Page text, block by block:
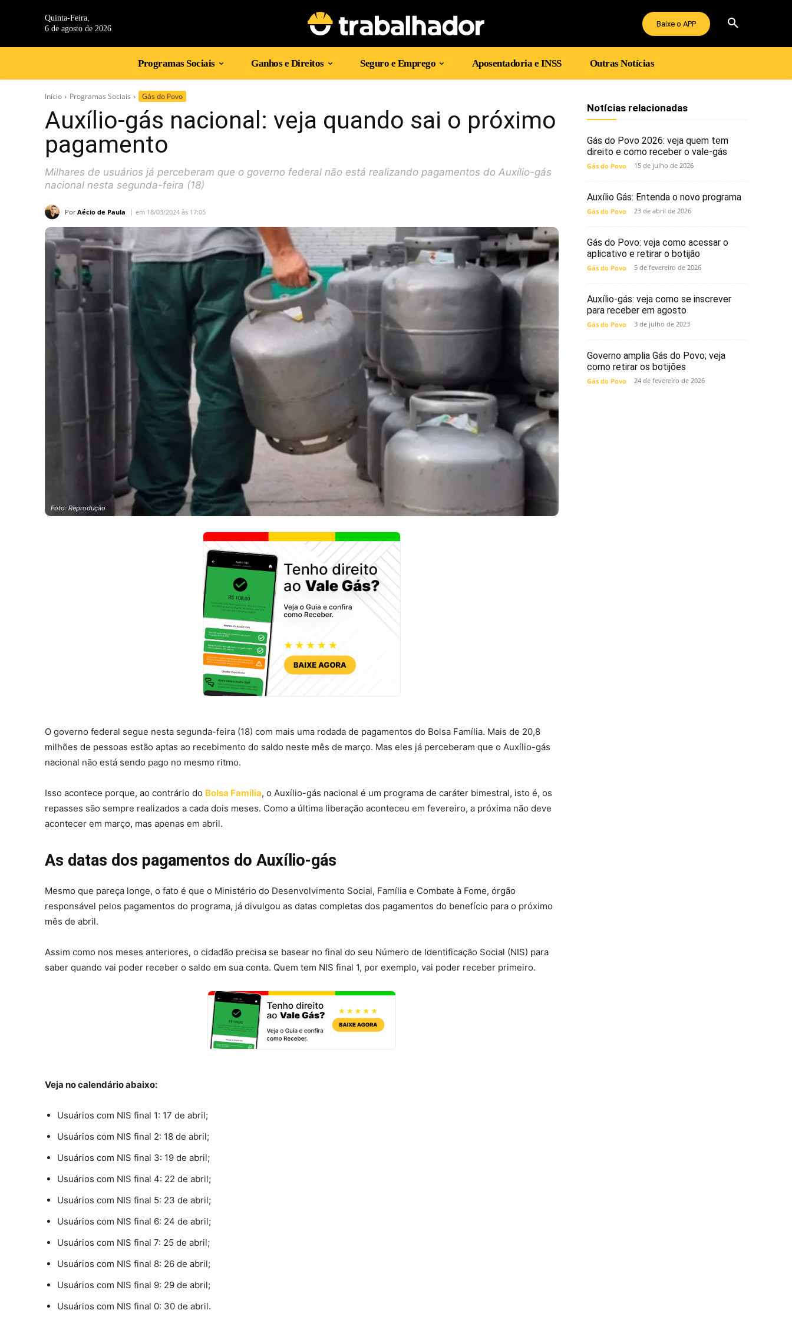
Quinta-Feira,
6 de agosto de 2026
Baixe o APP
Programas Sociais Ganhos e Direitos Seguro e Emprego Aposentadoria e INSS Outras Notícias
Início Programas Sociais Gás do Povo
Auxílio-gás nacional: veja quando sai o próximo
pagamento
Milhares de usuários já perceberam que o governo federal não está realizando pagamentos do Auxílio-gás
nacional nesta segunda-feira (18)
Por Aécio de Paula em 18/03/2024 às 17:05
Foto: Reprodução
O governo federal segue nesta segunda-feira (18) com mais uma rodada de pagamentos do Bolsa Família. Mais de 20,8
milhões de pessoas estão aptas ao recebimento do saldo neste mês de março. Mas eles já perceberam que o Auxílio-gás
nacional não está sendo pago no mesmo ritmo.
Isso acontece porque, ao contrário do Bolsa Família, o Auxílio-gás nacional é um programa de caráter bimestral, isto é, os
repasses são sempre realizados a cada dois meses. Como a última liberação aconteceu em fevereiro, a próxima não deve
acontecer em março, mas apenas em abril.
As datas dos pagamentos do Auxílio-gás
Mesmo que pareça longe, o fato é que o Ministério do Desenvolvimento Social, Família e Combate à Fome, órgão
responsável pelos pagamentos do programa, já divulgou as datas completas dos pagamentos do benefício para o próximo
mês de abril.
Assim como nos meses anteriores, o cidadão precisa se basear no final do seu Número de Identificação Social (NIS) para
saber quando vai poder receber o saldo em sua conta. Quem tem NIS final 1, por exemplo, vai poder receber primeiro.
Veja no calendário abaixo:
Usuários com NIS final 1: 17 de abril;
Usuários com NIS final 2: 18 de abril;
Usuários com NIS final 3: 19 de abril;
Usuários com NIS final 4: 22 de abril;
Usuários com NIS final 5: 23 de abril;
Usuários com NIS final 6: 24 de abril;
Usuários com NIS final 7: 25 de abril;
Usuários com NIS final 8: 26 de abril;
Usuários com NIS final 9: 29 de abril;
Usuários com NIS final 0: 30 de abril.
Notícias relacionadas
Gás do Povo 2026: veja quem tem
direito e como receber o vale-gás
Gás do Povo 15 de julho de 2026
Auxílio Gás: Entenda o novo programa
Gás do Povo 23 de abril de 2026
Gás do Povo: veja como acessar o
aplicativo e retirar o botijão
Gás do Povo 5 de fevereiro de 2026
Auxílio-gás: veja como se inscrever
para receber em agosto
Gás do Povo 3 de julho de 2023
Governo amplia Gás do Povo; veja
como retirar os botijões
Gás do Povo 24 de fevereiro de 2026